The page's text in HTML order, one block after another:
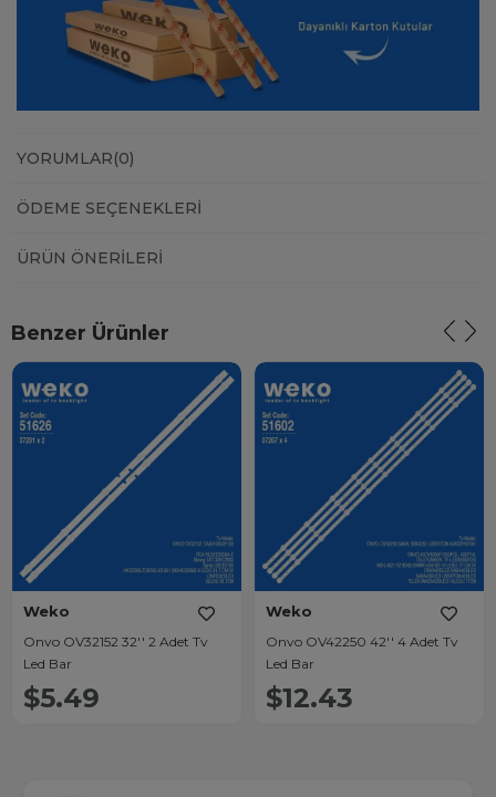
YORUMLAR(0)
ÖDEME SEÇENEKLERI
ÜRÜN ÖNERILERI
Benzer Ürünler
Weko
Onvo OV32152 32'' 2 Adet Tv
Led Bar
$5.49
Weko
Onvo OV42250 42'' 4 Adet Tv
Led Bar
$12.43